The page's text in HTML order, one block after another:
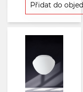
Přidat do